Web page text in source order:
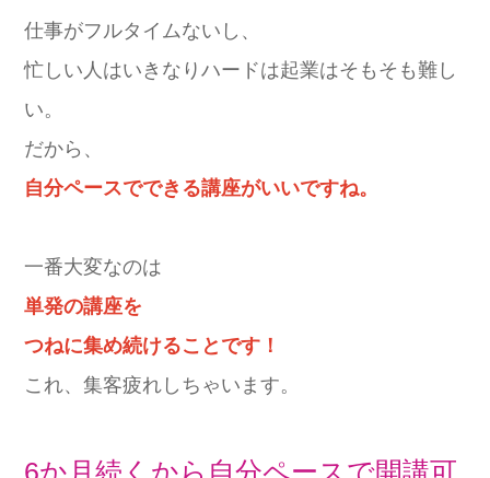
仕事がフルタイムないし、
忙しい人はいきなりハードは起業はそもそも難し
い。
だから、
自分ペースでできる講座がいいですね。
一番大変なのは
単発の講座を
つねに集め続けることです！
これ、集客疲れしちゃいます。
6か月続くから自分ペースで開講可